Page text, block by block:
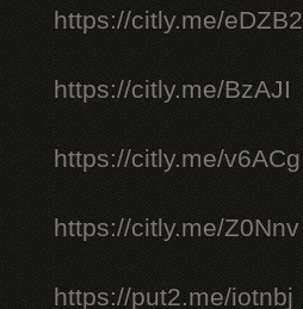
https://citly.me/eDZB2
https://citly.me/BzAJI
https://citly.me/v6ACg
https://citly.me/Z0Nnv
https://put2.me/iotnbj